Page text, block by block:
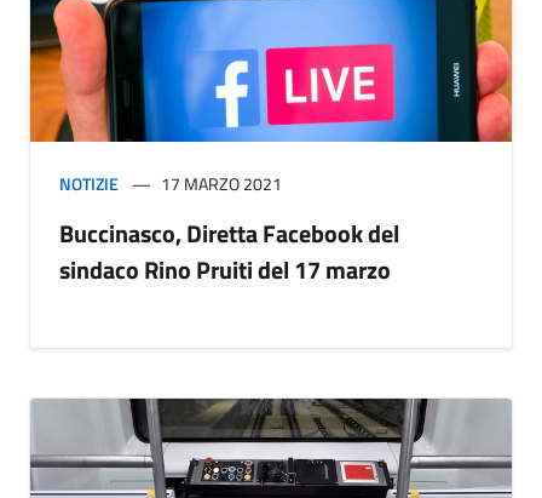
NOTIZIE 17 MARZO 2021
Buccinasco, Diretta Facebook del
sindaco Rino Pruiti del 17 marzo